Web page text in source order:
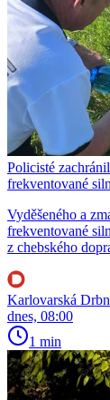
Policisté
frekventované
Vyděšeného a
frekventované
z chebského
Karlovarská
dnes, 08:00
1 min